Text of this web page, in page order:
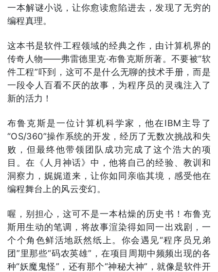
一本解谜小说，让你愈读愈陷进去，发现了无穷的
编程真理。
这本书是软件工程领域的经典之作，由计算机界的
传奇人物——弗雷德里克·布鲁克斯所著。不要被“软
件工程”吓到，这可不是什么无聊的技术手册，而是
一段令人百看不厌的故事，为程序员的灵魂注入了
新的活力！
布鲁克斯是一位计算机科学家，他在IBM主导了
“OS/360”操作系统的开发，经历了无数次挑战和失
败，但最终他带领团队成功完成了这个浩大的项
目。在《人月神话》中，他将自己的经验、教训和
洞察力，娓娓道来，让你如同亲临其境，感受他在
编程舞台上的风云变幻。
喔，别担心，这可不是一本枯燥的历史书！布鲁克
斯用生动的笔调，将故事渲染得如同一出戏剧，一
个个角色鲜活地跃然纸上。你会遇见“程序员兄弟
团”里那些“码农英雄”，在项目周期中频频出现的各
种“妖魔鬼怪”，还有那个“神秘大神”，就像是软件开